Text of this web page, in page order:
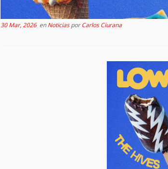
30 Mar, 2026enNoticiasporCarlos Ciurana